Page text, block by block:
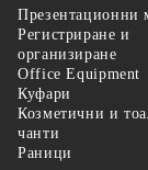
Презентационни
Регистриране и
организиране
Office Equipment
Куфари
Козметични и
чанти
Раници